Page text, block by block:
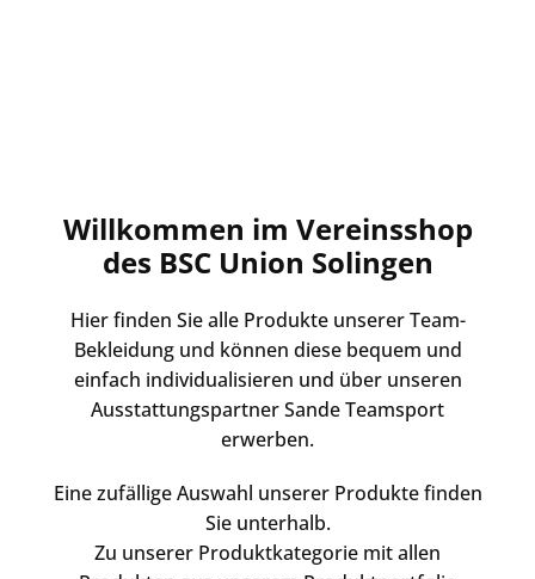
Willkommen im Vereinsshop
des BSC Union Solingen
Hier finden Sie alle Produkte unserer Team-
Bekleidung und können diese bequem und
einfach individualisieren und über unseren
Ausstattungspartner Sande Teamsport
erwerben.
Eine zufällige Auswahl unserer Produkte finden
Sie unterhalb.
Zu unserer Produktkategorie mit allen